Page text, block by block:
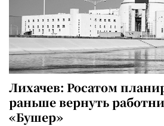
Лихачев: Росатом
раньше вернуть
«Бушер»